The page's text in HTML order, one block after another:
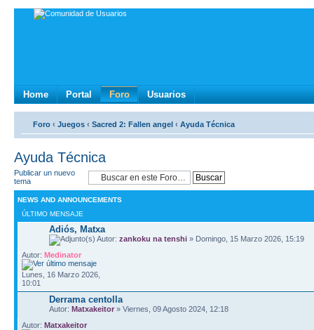
Home Portal Foro Usuarios
Foro ‹ Juegos ‹ Sacred 2: Fallen angel ‹ Ayuda Técnica
Ayuda Técnica
Publicar un nuevo
tema
NEWS AND ANNOUNCEMENTS
ÚLTIMO MENSAJE
Adiós, Matxa
Autor: zankoku na tenshi » Domingo, 15 Marzo 2026, 15:19
Autor: Medinator
Lunes, 16 Marzo 2026,
10:01
Derrama centolla
Autor: Matxakeitor » Viernes, 09 Agosto 2024, 12:18
Autor: Matxakeitor